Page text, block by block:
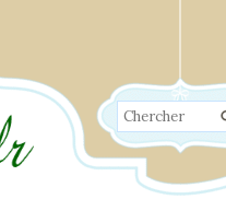
Chercher